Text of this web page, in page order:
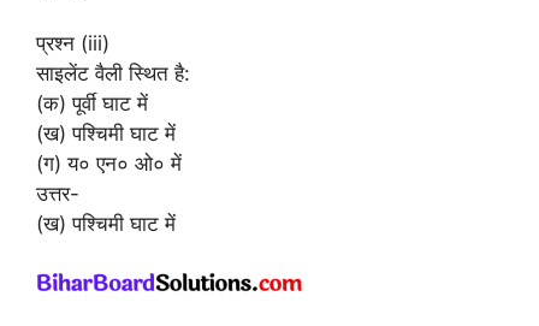
प्रश्न (iii)
साइलेंट वैली स्थित है:
(क) पूर्वी घाट में
(ख) पश्चिमी घाट में
(ग) य० एन० ओ० में
उत्तर-
(ख) पश्चिमी घाट में